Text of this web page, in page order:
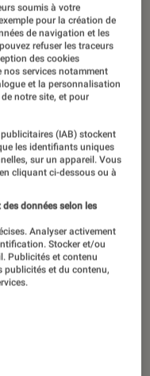
t-il une suite ?
soumis à votre
pour la création de
de navigation et les
refuser les traceurs
des cookies
services notamment
et la personnalisation
notre site, et pour
(IAB) stockent
les identifiants uniques
sur un appareil. Vous
cliquant ci-dessous ou à
données selon les
Analyser activement
Stocker et/ou
Publicités et contenu
publicités et du contenu,